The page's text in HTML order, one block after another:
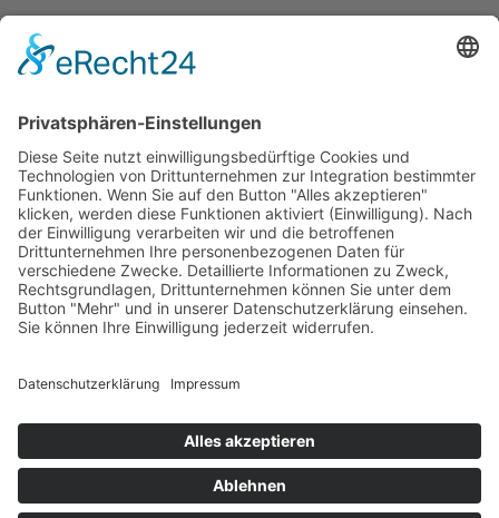
Erklärung zur Barrierefreiheit
AGB
Öffnungszeiten
Versandpartner
Verfügbarkeiten
Zahlung und Versand
Datenschutz
Fernabsatz
Widerrufsrecht bei Dienstleistungen
Kontakt
Garantiefall